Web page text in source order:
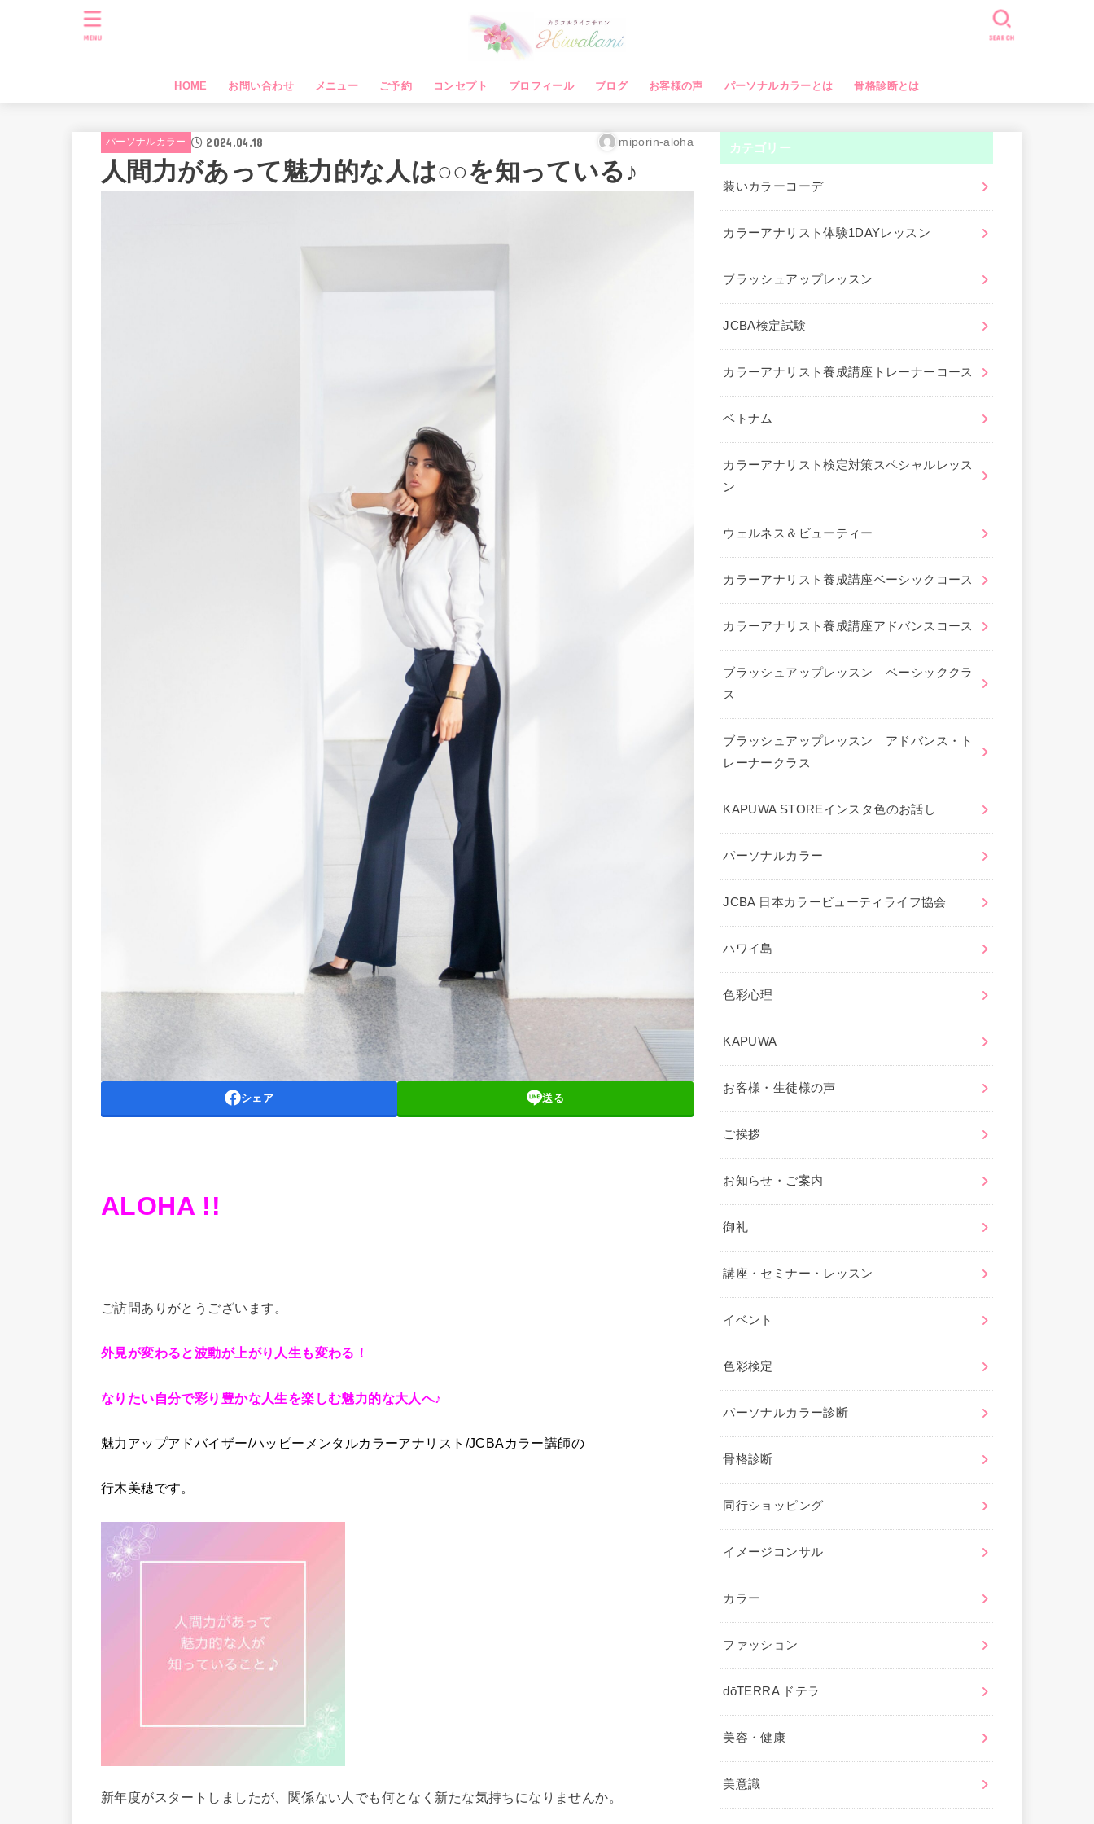
HOME お問い合わせ メニュー ご予約 コンセプト プロフィール ブログ お客様の声 パーソナルカラーとは 骨格診断とは
SEARCH
MENU
パーソナルカラー 2024.04.18 miporin-aloha
人間力があって魅力的な人は○○を知っている♪
シェア 送る
ALOHA !!
ご訪問ありがとうございます。
外見が変わると波動が上がり人生も変わる！
なりたい自分で彩り豊かな人生を楽しむ魅力的な大人へ♪
魅力アップアドバイザー/ハッピーメンタルカラーアナリスト/JCBAカラー講師の
行木美穂です。
新年度がスタートしましたが、関係ない人でも何となく新たな気持ちになりませんか。
カテゴリー
装いカラーコーデ
カラーアナリスト体験1DAYレッスン
ブラッシュアップレッスン
JCBA検定試験
カラーアナリスト養成講座トレーナーコース
ベトナム
カラーアナリスト検定対策スペシャルレッス
ン
ウェルネス＆ビューティー
カラーアナリスト養成講座ベーシックコース
カラーアナリスト養成講座アドバンスコース
ブラッシュアップレッスン ベーシッククラ
ス
ブラッシュアップレッスン アドバンス・ト
レーナークラス
KAPUWA STOREインスタ色のお話し
パーソナルカラー
JCBA 日本カラービューティライフ協会
ハワイ島
色彩心理
KAPUWA
お客様・生徒様の声
ご挨拶
お知らせ・ご案内
御礼
講座・セミナー・レッスン
イベント
色彩検定
パーソナルカラー診断
骨格診断
同行ショッピング
イメージコンサル
カラー
ファッション
dōTERRA ドテラ
美容・健康
美意識